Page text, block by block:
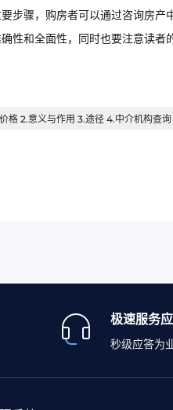
步骤，购房者可以通过咨询房
性和全面性，同时也要注意读
格 2.意义与作用 3.途径 4.中介机构查
极速服务
秒级应答为